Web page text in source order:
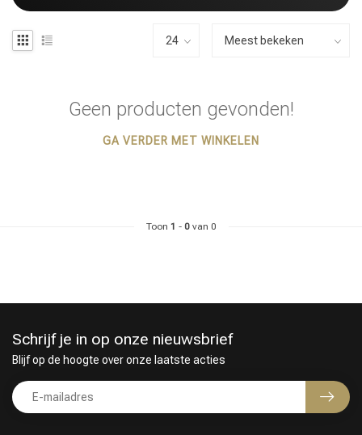
Geen producten gevonden!
GA VERDER MET WINKELEN
Toon 1 - 0van 0
Schrijf je in op onze nieuwsbrief
Blijf op de hoogte over onze laatste acties